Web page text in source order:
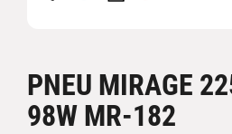
PNEU MIRAGE
98W MR-182